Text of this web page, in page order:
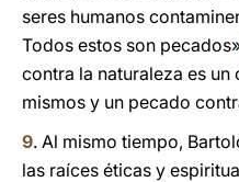
seres humanos
Todos estos son
contra la naturaleza es
mismos y un pecado
9. Al mismo tiempo,
las raíces éticas y